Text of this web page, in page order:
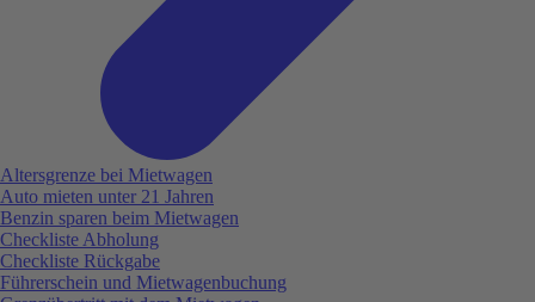
Altersgrenze bei Mietwagen
Auto mieten unter 21 Jahren
Benzin sparen beim Mietwagen
Checkliste Abholung
Checkliste Rückgabe
Führerschein und Mietwagenbuchung